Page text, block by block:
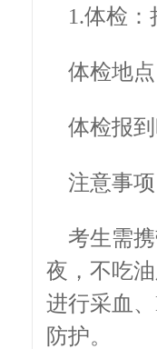
1.体检
体检地
体检报
注意事
考生需
夜，不吃
进行采血
防护。